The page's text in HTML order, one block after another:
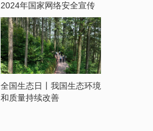
2024年国家网络安全宣传
周开启
全国生态日丨我国生态环境
和质量持续改善